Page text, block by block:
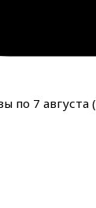
по 7 августа (